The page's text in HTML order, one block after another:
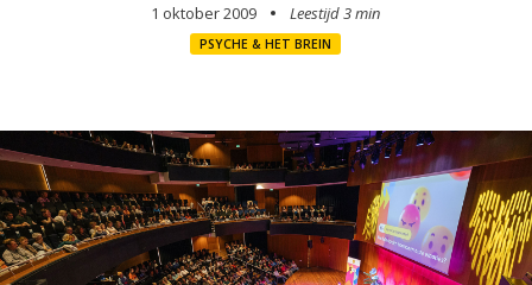
1 oktober 2009
Leestijd 3 min
PSYCHE & HET BREIN